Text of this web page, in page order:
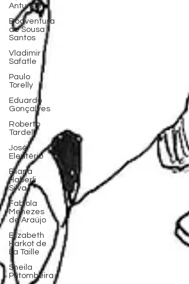
Antunes
Boaventura
de Sousa
Santos
Vladimir
Safatle
Paulo
Torelly
Eduardo
Gonçalves
Roberto
Tardelli
José
Eleutério
Eliana
Haberli
Silva
Fabíola
Menezes
de Araújo
Elizabeth
Harkot de
La Taille
Sheila
Putombeira